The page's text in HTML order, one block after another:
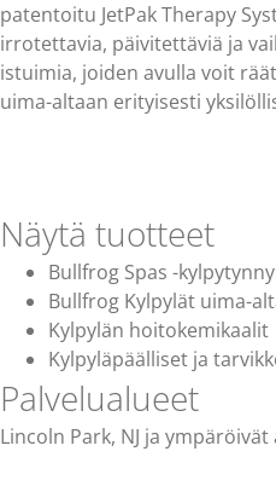
patentoitu JetPak Therapy
irrotettavia, päivitettäviä ja
istuimia, joiden avulla voit
uima-altaan erityisesti
Näytä tuotteet
Bullfrog Spas -
Bullfrog Kylpylät uima-
Kylpylän hoitokemikaalit
Kylpyläpäälliset ja
Palvelualueet
Lincoln Park, NJ ja ympäröivät